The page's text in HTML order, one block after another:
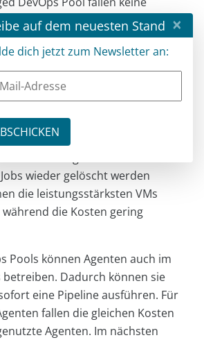
Wie bei Azure DevOps üblich,
jedoch Lizenzen für parallele
Ansonsten werden nur die
während ihrer Laufzeit
ist dabei identisch zu dem von
VMs.
Feature von Managed DevOps
bei Bedarf gestartet und nach
wieder gelöscht werden
die leistungsstärksten VMs
die Kosten gering
Pools können Agenten auch im
betreiben. Dadurch können sie
eine Pipeline ausführen. Für
fallen die gleichen Kosten
Agenten. Im nächsten
auf dem neuesten Stand ×
dich jetzt zum Newsletter an: